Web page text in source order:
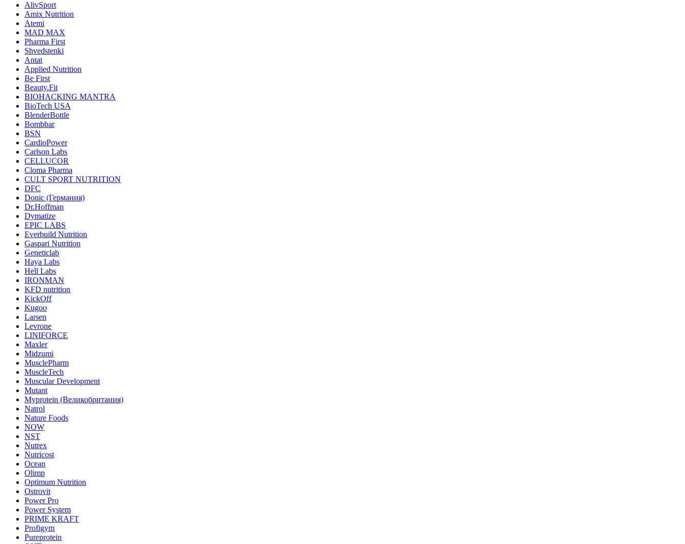
AlivSport
Amix Nutrition
Atemi
MAD MAX
Pharma First
Shvedstenki
Antat
Applied Nutrition
Be First
Beauty.Fit
BIOHACKING MANTRA
BioTech USA
BlenderBottle
Bombbar
BSN
CardioPower
Carlson Labs
CELLUCOR
Cloma Pharma
CULT SPORT NUTRITION
DFC
Donic (Германия)
Dr.Hoffman
Dymatize
EPIC LABS
Everbuild Nutrition
Gaspari Nutrition
Geneticlab
Haya Labs
Hell Labs
IRONMAN
KFD nutrition
KickOff
Kugoo
Larsen
Levrone
LINIFORCE
Maxler
Midzumi
MusclePharm
MuscleTech
Muscular Development
Mutant
Myprotein (Великобритания)
Natrol
Nature Foods
NOW
NST
Nutrex
Nutricost
Ocean
Olimp
Optimum Nutrition
Ostrovit
Power Pro
Power System
PRIME KRAFT
Profigym
Pureprotein